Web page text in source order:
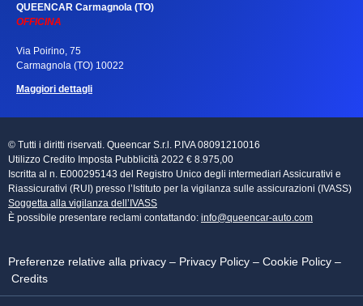
QUEENCAR Carmagnola (TO)
OFFICINA
Via Poirino, 75
Carmagnola (TO) 10022
Maggiori dettagli
© Tutti i diritti riservati. Queencar S.r.l. P.IVA 08091210016
Utilizzo Credito Imposta Pubblicità 2022 € 8.975,00
Iscritta al n. E000295143 del Registro Unico degli intermediari Assicurativi e
Riassicurativi (RUI) presso l’Istituto per la vigilanza sulle assicurazioni (IVASS)
Soggetta alla vigilanza dell’IVASS
È possibile presentare reclami contattando: info@queencar-auto.com
Preferenze relative alla privacy – Privacy Policy – Cookie Policy –
Credits